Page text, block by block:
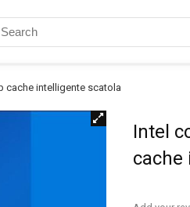
cache intelligente scatola
Intel
cache